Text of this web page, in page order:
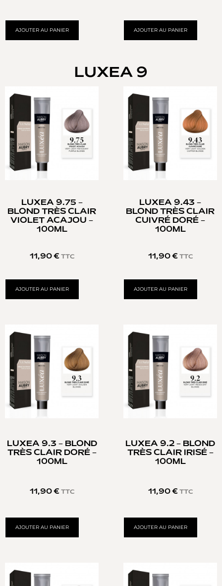
AJOUTER AU PANIER AJOUTER AU PANIER
LUXEA 9
LUXEA 9.75 –
BLOND TRÈS CLAIR
VIOLET ACAJOU –
100ML
11,90 € TTC
AJOUTER AU PANIER
LUXEA 9.43 –
BLOND TRÈS CLAIR
CUIVRÉ DORÉ –
100ML
11,90 € TTC
AJOUTER AU PANIER
LUXEA 9.3 – BLOND
TRÈS CLAIR DORÉ –
100ML
11,90 € TTC
AJOUTER AU PANIER
LUXEA 9.2 – BLOND
TRÈS CLAIR IRISÉ –
100ML
11,90 € TTC
AJOUTER AU PANIER